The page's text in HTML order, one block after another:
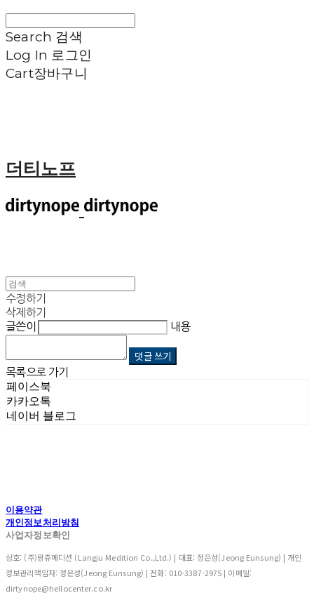
Search 검색
Log In 로그인
Cart장바구니
더티노프
수정하기
삭제하기
글쓴이
내용
댓글 쓰기
목록으로 가기
페이스북
카카오톡
네이버 블로그
이용약관
개인정보처리방침
사업자정보확인
상호: (주)랑쥬메디션 (Langju Medition Co.,Ltd.) | 대표: 정은성(Jeong Eunsung) | 개인
정보관리책임자: 정은성(Jeong Eunsung) | 전화: 010-3387-2975 | 이메일:
dirtynope@hellocenter.co.kr